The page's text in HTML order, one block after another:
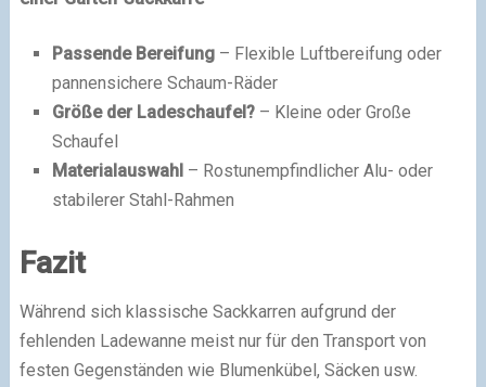
Passende Bereifung– Flexible Luftbereifung oder
pannensichere Schaum-Räder
Größe der Ladeschaufel?– Kleine oder Große
Schaufel
Materialauswahl – Rostunempfindlicher Alu- oder
stabilerer Stahl-Rahmen
Fazit
Während sich klassische Sackkarren aufgrund der
fehlenden Ladewanne meist nur für den Transport von
festen Gegenständen wie Blumenkübel, Säcken usw.